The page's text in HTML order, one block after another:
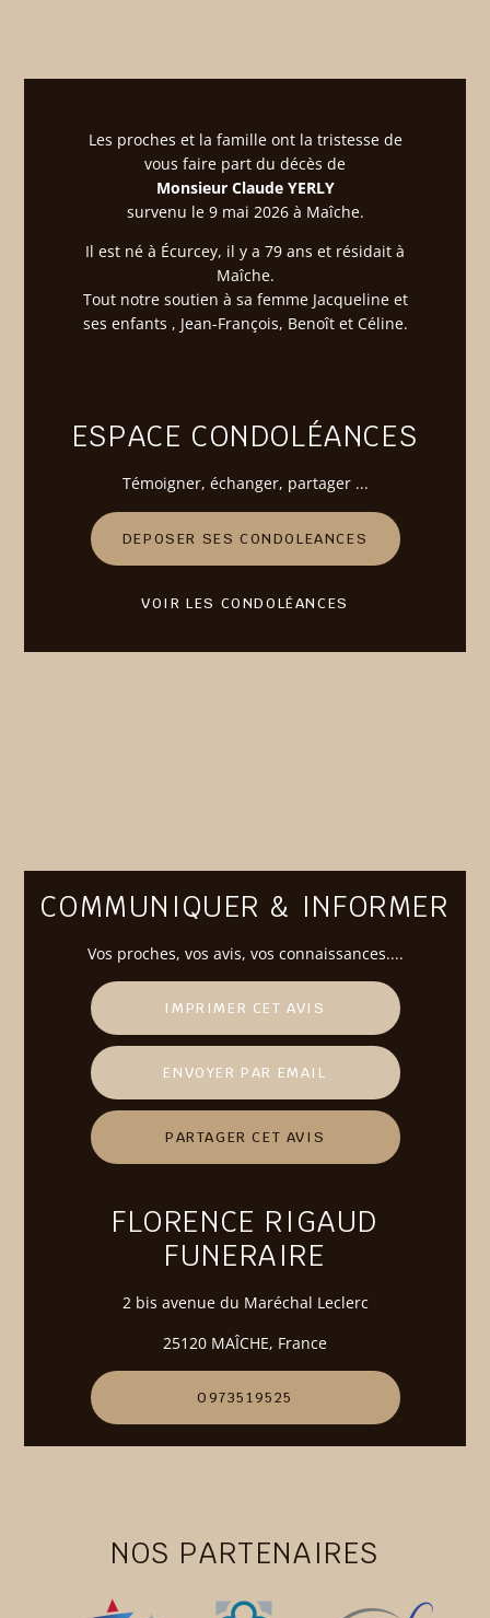
Les proches et la famille ont la tristesse de
vous faire part du décès de
Monsieur Claude YERLY
survenu le 9 mai 2026 à Maîche.
Il est né à Écurcey, il y a 79 ans et résidait à
Maîche.
Tout notre soutien à sa femme Jacqueline et
ses enfants , Jean-François, Benoît et Céline.
ESPACE CONDOLÉANCES
Témoigner, échanger, partager ...
DEPOSER SES CONDOLEANCES
VOIR LES CONDOLÉANCES
COMMUNIQUER & INFORMER
Vos proches, vos avis, vos connaissances....
IMPRIMER CET AVIS
ENVOYER PAR EMAIL
PARTAGER CET AVIS
FLORENCE RIGAUD
FUNERAIRE
2 bis avenue du Maréchal Leclerc
25120 MAÎCHE, France
0973519525
NOS PARTENAIRES